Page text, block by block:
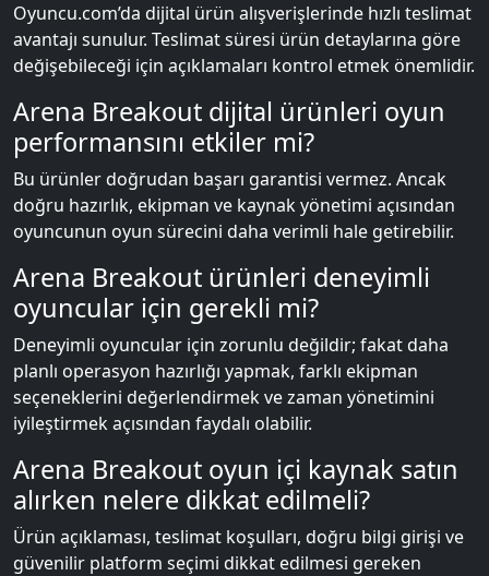
Oyuncu.com’da dijital ürün alışverişlerinde hızlı teslimat
avantajı sunulur. Teslimat süresi ürün detaylarına göre
değişebileceği için açıklamaları kontrol etmek önemlidir.
Arena Breakout dijital ürünleri oyun
performansını etkiler mi?
Bu ürünler doğrudan başarı garantisi vermez. Ancak
doğru hazırlık, ekipman ve kaynak yönetimi açısından
oyuncunun oyun sürecini daha verimli hale getirebilir.
Arena Breakout ürünleri deneyimli
oyuncular için gerekli mi?
Deneyimli oyuncular için zorunlu değildir; fakat daha
planlı operasyon hazırlığı yapmak, farklı ekipman
seçeneklerini değerlendirmek ve zaman yönetimini
iyileştirmek açısından faydalı olabilir.
Arena Breakout oyun içi kaynak satın
alırken nelere dikkat edilmeli?
Ürün açıklaması, teslimat koşulları, doğru bilgi girişi ve
güvenilir platform seçimi dikkat edilmesi gereken